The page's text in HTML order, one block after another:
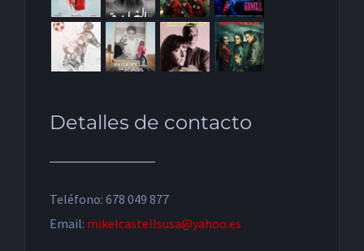
Detalles de contacto
Teléfono: 678 049 877
Email: mikelcastellsusa@yahoo.es